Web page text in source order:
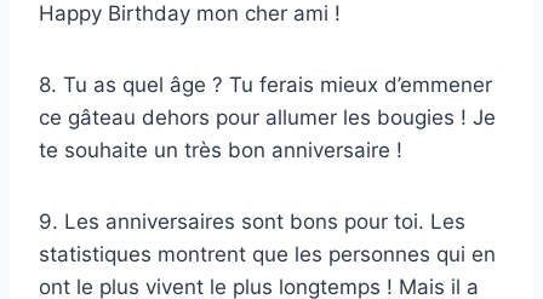
Happy Birthday mon cher ami !
8. Tu as quel âge ? Tu ferais mieux d’emmener
ce gâteau dehors pour allumer les bougies ! Je
te souhaite un très bon anniversaire !
9. Les anniversaires sont bons pour toi. Les
statistiques montrent que les personnes qui en
ont le plus vivent le plus longtemps ! Mais il a